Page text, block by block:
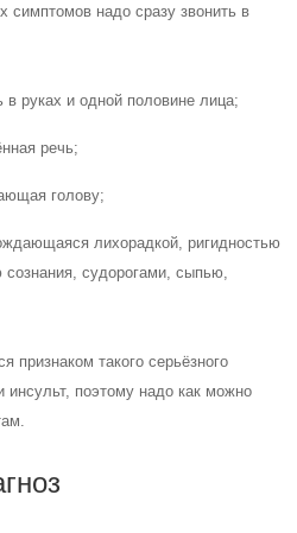
симптомов надо сразу звонить в
в руках и одной половине лица;
речь;
голову;
лихорадкой, ригидностью
сознания, судорогами, сыпью,
признаком такого серьёзного
инсульт, поэтому надо как можно